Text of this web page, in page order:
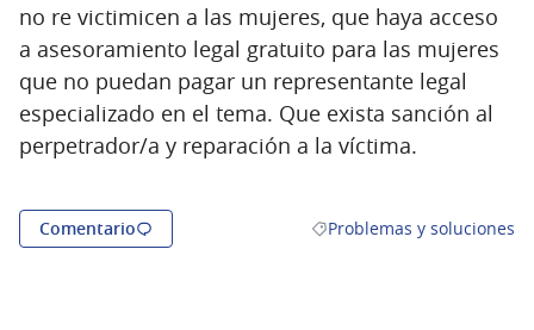
no re victimicen a las mujeres, que haya acceso
a asesoramiento legal gratuito para las mujeres
que no puedan pagar un representante legal
especializado en el tema. Que exista sanción al
perpetrador/a y reparación a la víctima.
Comentario Resultados al filtrar por la
Problemas y soluciones